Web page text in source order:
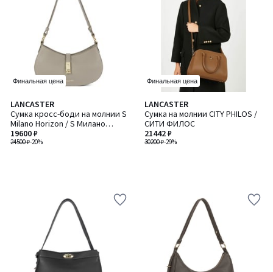
Финальная цена
LANCASTER
Сумка кросс-боди на молнии S
Milano Horizon / S Милано
Хорайзон
24500 ₽-20%
19600 ₽
Финальная цена
LANCASTER
Сумка на молнии CITY PHILOS /
СИТИ ФИЛОС
30200 ₽-29%
21442 ₽